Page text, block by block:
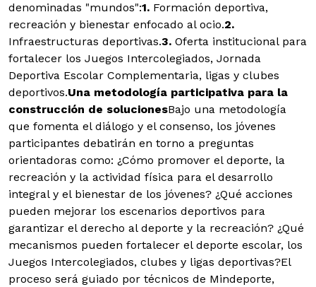
denominadas "mundos":1. Formación deportiva,
recreación y bienestar enfocado al ocio.2.
Infraestructuras deportivas.3. Oferta institucional para
fortalecer los Juegos Intercolegiados, Jornada
Deportiva Escolar Complementaria, ligas y clubes
deportivos.Una metodología participativa para la
construcción de solucionesBajo una metodología
que fomenta el diálogo y el consenso, los jóvenes
participantes debatirán en torno a preguntas
orientadoras como: ¿Cómo promover el deporte, la
recreación y la actividad física para el desarrollo
integral y el bienestar de los jóvenes? ¿Qué acciones
pueden mejorar los escenarios deportivos para
garantizar el derecho al deporte y la recreación? ¿Qué
mecanismos pueden fortalecer el deporte escolar, los
Juegos Intercolegiados, clubes y ligas deportivas?El
proceso será guiado por técnicos de Mindeporte,